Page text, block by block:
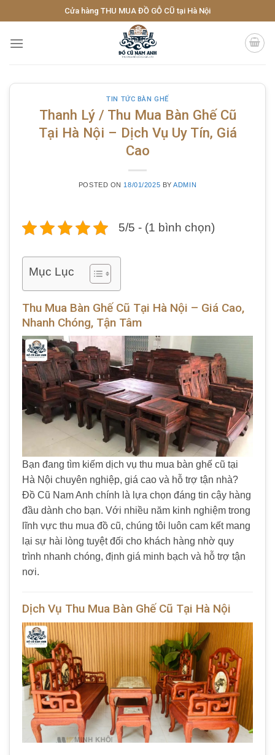
to
content
Cửa hàng THU MUA ĐỒ GỖ CŨ tại Hà Nội
TIN TỨC BÀN GHẾ
Thanh Lý / Thu Mua Bàn Ghế Cũ
Tại Hà Nội – Dịch Vụ Uy Tín, Giá
Cao
POSTED ON 18/01/2025 BYADMIN
5/5 - (1 bình chọn)
Mục Lục
Thu Mua Bàn Ghế Cũ Tại Hà Nội – Giá Cao,
Nhanh Chóng, Tận Tâm
Bạn đang tìm kiếm dịch vụ thu mua bàn ghế cũ tại
Hà Nội chuyên nghiệp, giá cao và hỗ trợ tận nhà?
Đồ Cũ Nam Anh chính là lựa chọn đáng tin cậy hàng
đầu dành cho bạn. Với nhiều năm kinh nghiệm trong
lĩnh vực thu mua đồ cũ, chúng tôi luôn cam kết mang
lại sự hài lòng tuyệt đối cho khách hàng nhờ quy
trình nhanh chóng, định giá minh bạch và hỗ trợ tận
nơi.
Dịch Vụ Thu Mua Bàn Ghế Cũ Tại Hà Nội